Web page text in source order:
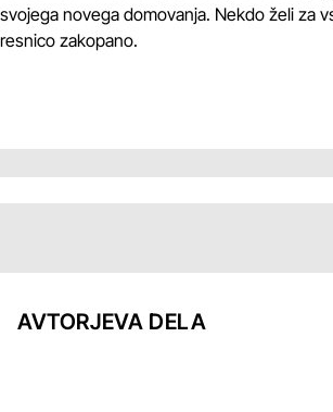
svojega novega domovanja. Nekdo želi za
resnico zakopano.
AVTORJEVA DELA